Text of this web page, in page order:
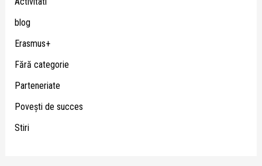
blog
Erasmus+
Fără categorie
Parteneriate
Poveşti de succes
Stiri